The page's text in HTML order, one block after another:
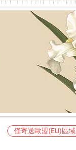
僅寄送歐盟(EU)區域